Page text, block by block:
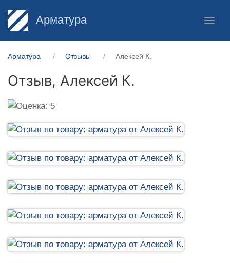
Арматура
Арматура Отзывы Алексей К.
Отзыв, Алексей К.